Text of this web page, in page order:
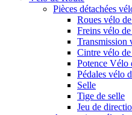
Pièces détachées
Roues vélo
Freins vélo
Transmission
Cintre vélo
Potence Vélo
Pédales vélo
Selle
Tige de selle
Jeu de